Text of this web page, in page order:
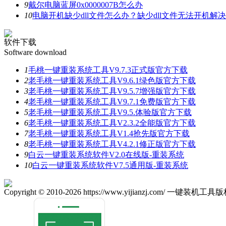
9戴尔电脑蓝屏0x0000007B怎么办
10电脑开机缺少dll文件怎么办？缺少dll文件无法开机解
软件下载
Software download
1毛桃一键重装系统工具V9.7.3正式版官方下载
2老毛桃一键重装系统工具V9.6.1绿色版官方下载
3老毛桃一键重装系统工具V9.5.7增强版官方下载
4老毛桃一键重装系统工具V9.7.1免费版官方下载
5老毛桃一键重装系统工具V9.5.体验版官方下载
6老毛桃一键重装系统工具V2.3.2全能版官方下载
7老毛桃一键重装系统工具V1.4抢先版官方下载
8老毛桃一键重装系统工具V4.2.1修正版官方下载
9白云一键重装系统软件V2.0在线版-重装系统
10白云一键重装系统软件V7.5通用版-重装系统
Copyright © 2010-2026 https://www.yijianzj.com/ 一键装机工具